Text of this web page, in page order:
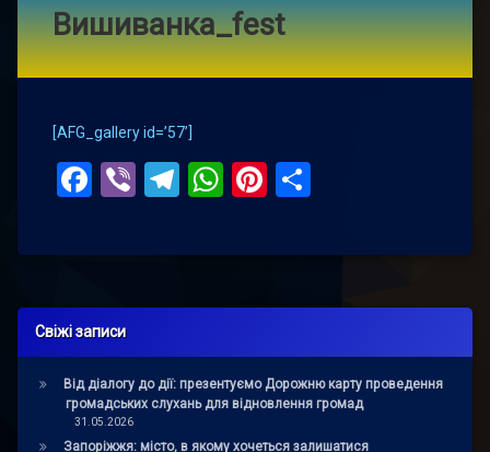
Вишиванка_fest
[AFG_gallery id=’57’]
Facebook
ViberTelegram
WhatsApp
Pinterest
Свіжі записи
Від діалогу до дії: презентуємо Дорожню карту проведення
громадських слухань для відновлення громад
31.05.2026
Запоріжжя: місто, в якому хочеться залишатися